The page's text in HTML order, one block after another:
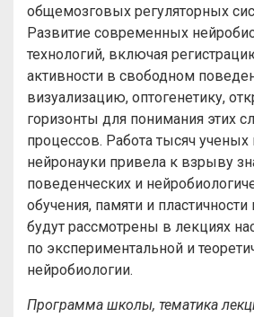
общемозговых регуляторных
Развитие современных
технологий, включая
активности в свободном
визуализацию, оптогенетику,
горизонты для понимания этих
процессов. Работа тысяч ученых
нейронауки привела к взрыву
поведенческих и
обучения, памяти и
будут рассмотрены в лекциях
по экспериментальной и
нейробиологии.
Программа школы, тематика